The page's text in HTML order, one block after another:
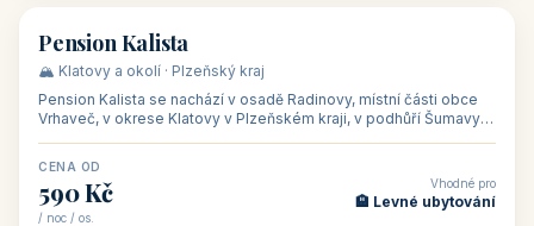
🏡 penzion
Pension Kalista
🏔️ Klatovy a okolí · Plzeňský kraj
Pension Kalista se nachází v osadě Radinovy, místní části obce
Vrhaveč, v okrese Klatovy v Plzeňském kraji, v podhůří Šumavy
CENA OD
590 Kč
/ noc / os.
Vhodné pro
🏨 Levné ubytování